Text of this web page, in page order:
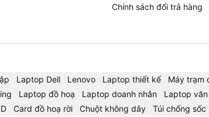
Chính sách đổi trả hàng
Laptop Dell Lenovo Laptop thiết kế Máy trạm
Laptop đồ hoạ Laptop doanh nhân Laptop
Card đồ hoạ rời Chuột không dây Túi chống sốc